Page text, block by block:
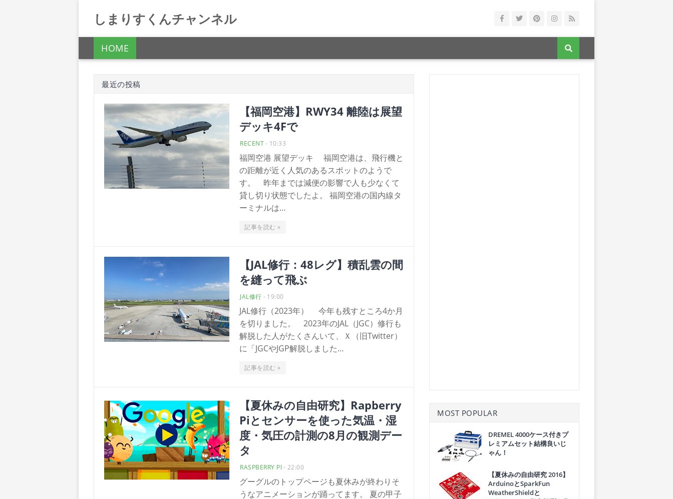
しまりすくんチャンネル
HOME
最近の投稿
【福岡空港】RWY34 離陸は展望
デッキ4Fで
RECENT- 10:33
福岡空港 展望デッキ 福岡空港は、飛行機と
の距離が近く人気のあるスポットのようで
す。 昨年までは減便の影響で人も少なくて
貸し切り状態でしたよ。 福岡空港の国内線タ
ーミナルは…
記事を読む »
【JAL修行：48レグ】積乱雲の間
を縫って飛ぶ
JAL修行 - 19:00
JAL修行（2023年） 今年も残すところ4か月
を切りました。 2023年のJAL（JGC）修行も
解脱した人がたくさんいて、Ｘ（旧Twitter）
に「JGCやJGP解脱しました…
記事を読む »
【夏休みの自由研究】Rapberry
Piとセンサーを使った気温・湿
度・気圧の計測の8月の観測デー
タ
RASPBERRY PI- 22:00
グーグルのトップページも夏休みが終わりそ
うなアニメーションが踊ってます。 夏の甲子
MOST POPULAR
DREMEL 4000ケース付きプ
レミアムセット結構良いじ
ゃん！
【夏休みの自由研究 2016】
ArduinoとSparkFun
WeatherShieldと